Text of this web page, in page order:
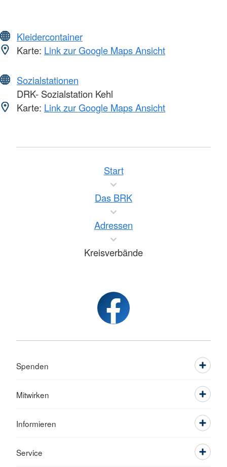
Kleidercontainer
Karte: Link zur Google Maps Ansicht
Sozialstationen
DRK- Sozialstation Kehl
Karte: Link zur Google Maps Ansicht
Start
Das BRK
Adressen
Kreisverbände
Spenden
Mitwirken
Informieren
Service